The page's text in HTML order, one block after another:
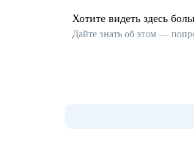
Хотите видеть здесь
Дайте знать об этом —